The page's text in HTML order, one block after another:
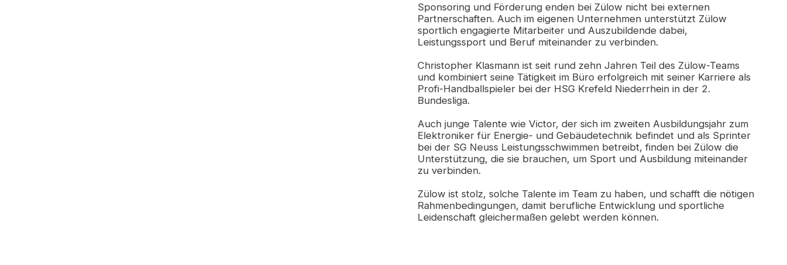
Sponsoring und Förderung enden bei Zülow nicht bei externen
Partnerschaften. Auch im eigenen Unternehmen unterstützt Zülow
sportlich engagierte Mitarbeiter und Auszubildende dabei,
Leistungssport und Beruf miteinander zu verbinden.
Christopher Klasmann ist seit rund zehn Jahren Teil des Zülow-Teams
und kombiniert seine Tätigkeit im Büro erfolgreich mit seiner Karriere als
Profi-Handballspieler bei der HSG Krefeld Niederrhein in der 2.
Bundesliga.
Auch junge Talente wie Victor, der sich im zweiten Ausbildungsjahr zum
Elektroniker für Energie- und Gebäudetechnik befindet und als Sprinter
bei der SG Neuss Leistungsschwimmen betreibt, finden bei Zülow die
Unterstützung, die sie brauchen, um Sport und Ausbildung miteinander
zu verbinden.
Zülow ist stolz, solche Talente im Team zu haben, und schafft die nötigen
Rahmenbedingungen, damit berufliche Entwicklung und sportliche
Leidenschaft gleichermaßen gelebt werden können.